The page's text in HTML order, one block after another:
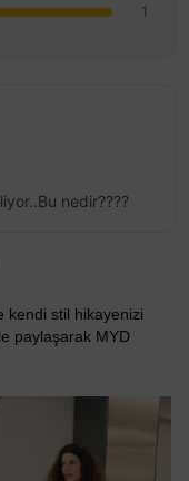
1
nedir????
kendi stil hikayenizi
paylaşarak MYD